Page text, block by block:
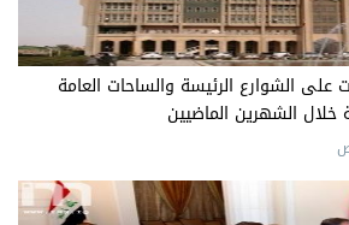
على الشوارع الرئيسة والساحات العامة
خلال الشهرين الماضيين